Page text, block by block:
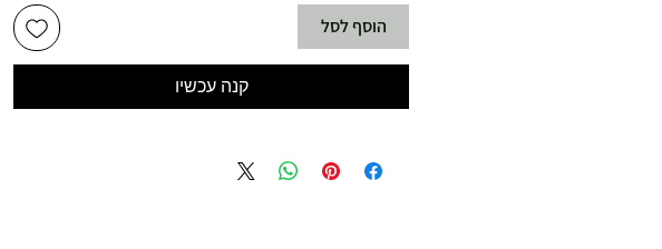
הוסף לסל
קנה עכשיו